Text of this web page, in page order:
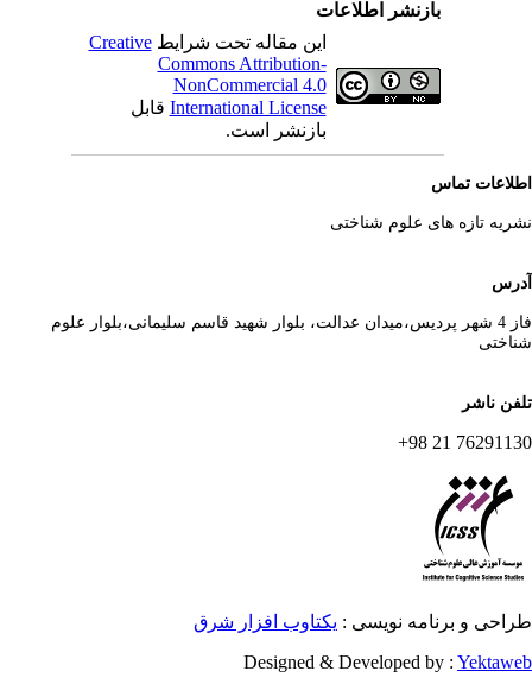
بازنشر اطلاعات
این مقاله تحت شرایطCreative
Commons Attribution-
NonCommercial 4.0
International Licenseقابل
بازنشر است.
تماس
تازه های علوم شناختی
فاز 4 شهر پردیس،میدان عدالت، بلوار شهید قاسم سلیمانی،بلوار علوم
ناشر
76291130 21
و برنامه نویسی : یکتاوب افزار شرق
Designed & Developed by :